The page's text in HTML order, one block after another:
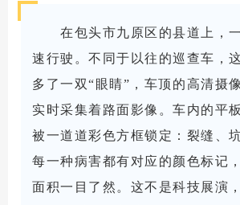
在包头市九原区的县道上，
速行驶。不同于以往的巡查车，
多了一双“眼睛”，车顶的高清摄
实时采集着路面影像。车内的平
被一道道彩色方框锁定：裂缝
每一种病害都有对应的颜色标记
面积一目了然。这不是科技展演